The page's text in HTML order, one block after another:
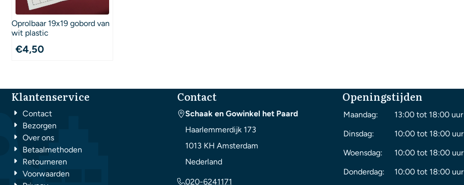
Oprolbaar 19x19 gobord van
wit plastic
€4,50
Klantenservice
Contact
Bezorgen
Over ons
Betaalmethoden
Retourneren
Voorwaarden
Contact
Schaak en Gowinkel het Paard
Haarlemmerdijk 173
1013 KH Amsterdam
Nederland
020-6241171
Openingstijden
Maandag:
13:00 tot 18:00 uur
Dinsdag:
10:00 tot 18:00 uur
Woensdag:
10:00 tot 18:00 uur
Donderdag:
10:00 tot 18:00 uur